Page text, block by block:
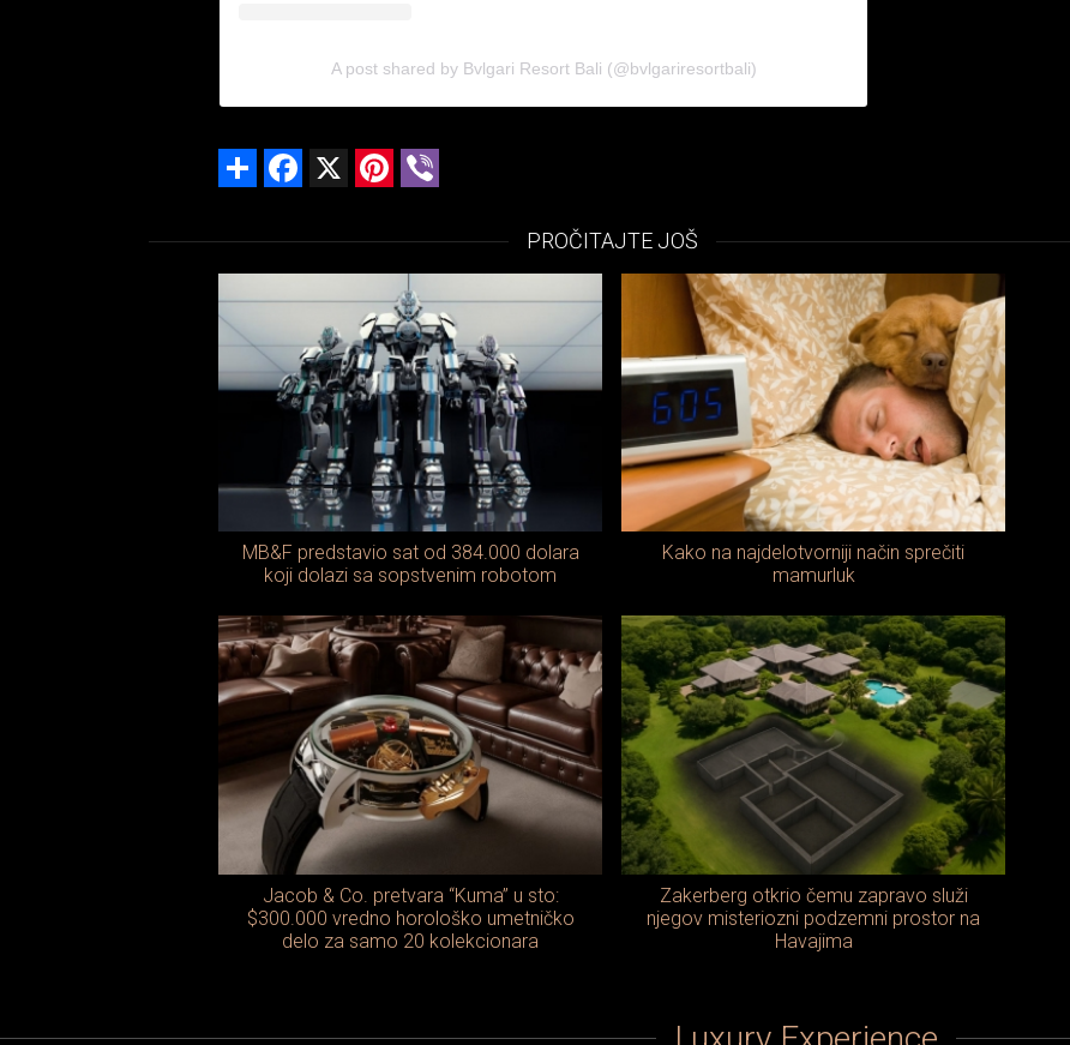
A post shared by Bvlgari Resort Bali (@bvlgariresortbali)
Share Facebook Pinterest
PROČITAJTE JOŠ
MB&F predstavio sat od 384.000 dolara
koji dolazi sa sopstvenim robotom
Kako na najdelotvorniji način sprečiti
mamurluk
Jacob & Co. pretvara “Kuma” u sto:
$300.000 vredno horološko umetničko
delo za samo 20 kolekcionara
Zakerberg otkrio čemu zapravo služi
njegov misteriozni podzemni prostor na
Havajima